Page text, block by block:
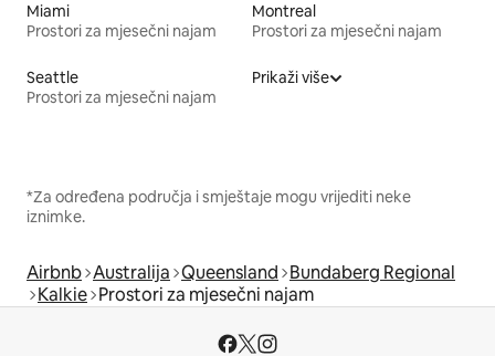
Miami
Prostori za mjesečni najam
Montreal
Prostori za mjesečni najam
Seattle
Prostori za mjesečni najam
Prikaži više
*Za određena područja i smještaje mogu vrijediti neke
iznimke.
Airbnb Australija Queensland Bundaberg Regional
Kalkie Prostori za mjesečni najam